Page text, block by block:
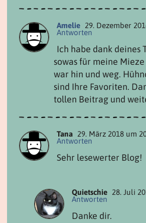
Amelie 29. Dezember
Antworten
Ich habe dank deines
sowas für meine Mieze
war hin und weg.
sind Ihre Favoriten.
tollen Beitrag und
Tana 29. März 2018 um
Antworten
Sehr lesewerter Blog!
Quietschie 28. Juli
Antworten
Danke dir.